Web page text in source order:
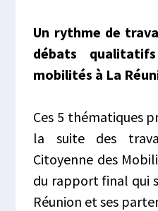
Un rythme de
débats
mobilités à La
Ces 5 thématiques
la suite des
Citoyenne des
du rapport final qui
Réunion et ses